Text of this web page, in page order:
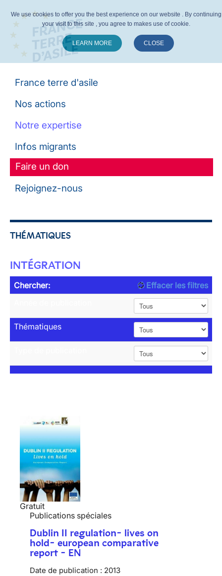
France terre d'asile
Nos actions
Notre expertise
Infos migrants
Faire un don
Rejoignez-nous
THÉMATIQUES
INTÉGRATION
Chercher:
Effacer les filtres
Thématiques
Gratuit
Publications spéciales
Dublin II regulation- lives on
hold- european comparative
report - EN
Date de publication : 2013
We use cookies to offer you the best experience on our website . By continuing
your visit to this site , you agree to makes use of cookie.
LEARN MORE CLOSE